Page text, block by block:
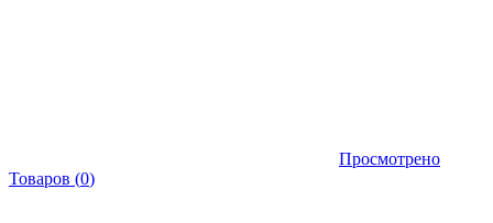
Просмотрено
Товаров (0)